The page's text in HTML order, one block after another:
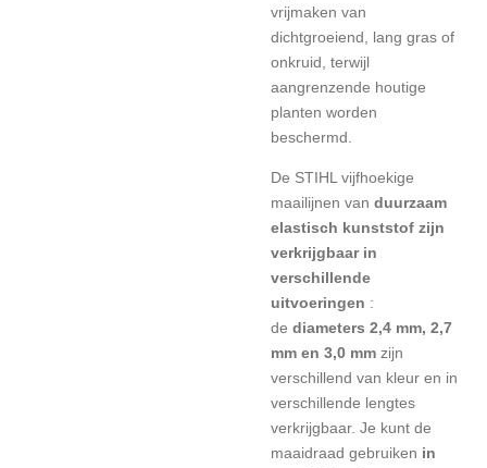
vrijmaken van
dichtgroeiend, lang gras of
onkruid, terwijl
aangrenzende houtige
planten worden
beschermd.
De STIHL vijfhoekige
maailijnen van duurzaam
elastisch kunststof zijn
verkrijgbaar in
verschillende
uitvoeringen :
de diameters 2,4 mm, 2,7
mm en 3,0 mm zijn
verschillend van kleur en in
verschillende lengtes
verkrijgbaar. Je kunt de
maaidraad gebruiken in